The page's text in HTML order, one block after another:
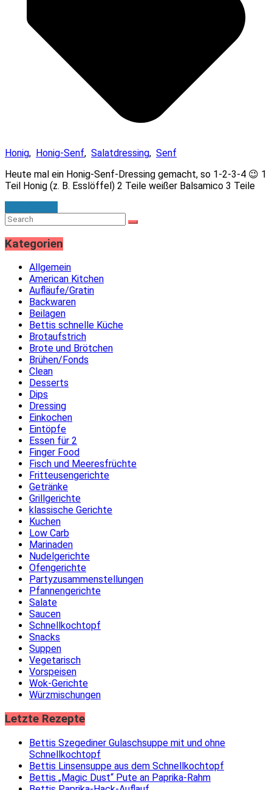
Honig, Honig-Senf, Salatdressing, Senf
Heute mal ein Honig-Senf-Dressing gemacht, so 1-2-3-4 😉 1
Teil Honig (z. B. Esslöffel) 2 Teile weißer Balsamico 3 Teile
Kategorien
Allgemein
American Kitchen
Aufläufe/Gratin
Backwaren
Beilagen
Bettis schnelle Küche
Brotaufstrich
Brote und Brötchen
Brühen/Fonds
Clean
Desserts
Dips
Dressing
Einkochen
Eintöpfe
Essen für 2
Finger Food
Fisch und Meeresfrüchte
Fritteusengerichte
Getränke
Grillgerichte
klassische Gerichte
Kuchen
Low Carb
Marinaden
Nudelgerichte
Ofengerichte
Partyzusammenstellungen
Pfannengerichte
Salate
Saucen
Schnellkochtopf
Snacks
Suppen
Vegetarisch
Vorspeisen
Wok-Gerichte
Würzmischungen
Letzte Rezepte
Bettis Szegediner Gulaschsuppe mit und ohne
Schnellkochtopf
Bettis Linsensuppe aus dem Schnellkochtopf
Bettis „Magic Dust“ Pute an Paprika-Rahm